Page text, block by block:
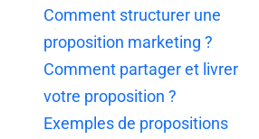
Comment structurer une
proposition marketing ?
Comment partager et livrer
votre proposition ?
Exemples de propositions